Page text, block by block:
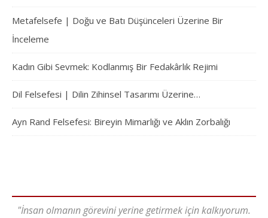
Metafelsefe | Doğu ve Batı Düşünceleri Üzerine Bir
İnceleme
Kadın Gibi Sevmek: Kodlanmış Bir Fedakârlık Rejimi
Dil Felsefesi | Dilin Zihinsel Tasarımı Üzerine…
Ayn Rand Felsefesi: Bireyin Mimarlığı ve Aklın Zorbalığı
"İnsan olmanın görevini yerine getirmek için kalkıyorum.